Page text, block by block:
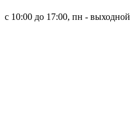
с 10:00 до 17:00, пн - выходной